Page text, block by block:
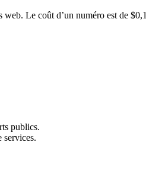
Le coût d’un numéro est de $0,1
publics.
services.